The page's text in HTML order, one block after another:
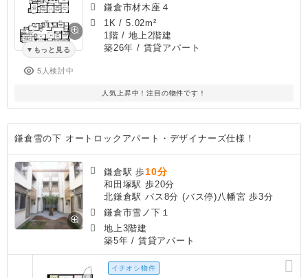
もっと見る
5人検討中
鎌倉市材木座４
1K /5.02m²
1階 / 地上2階建
築26年 / 賃貸アパート
人気上昇中！注目の物件です！
鎌倉雪の下 オートロックアパート・デザイナーズ仕様！
鎌倉駅 歩10分
和田塚駅 歩20分
北鎌倉駅 バス8分 (バス停)八幡宮 歩3分
鎌倉市雪ノ下１
地上3階建
築5年 / 賃貸アパート
イチオシ物件